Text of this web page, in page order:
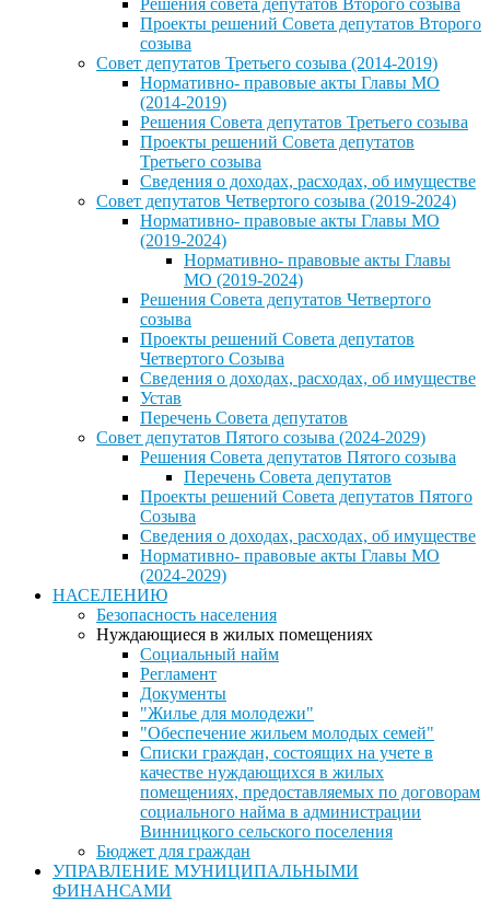
Решения совета депутатов Второго созыва
Проекты решений Совета депутатов Второго
созыва
Совет депутатов Третьего созыва (2014-2019)
Нормативно- правовые акты Главы МО
(2014-2019)
Решения Совета депутатов Третьего созыва
Проекты решений Совета депутатов
Третьего созыва
Сведения о доходах, расходах, об имуществе
Совет депутатов Четвертого созыва (2019-2024)
Нормативно- правовые акты Главы МО
(2019-2024)
Нормативно- правовые акты Главы
МО (2019-2024)
Решения Совета депутатов Четвертого
созыва
Проекты решений Совета депутатов
Четвертого Созыва
Сведения о доходах, расходах, об имуществе
Устав
Перечень Совета депутатов
Совет депутатов Пятого созыва (2024-2029)
Решения Совета депутатов Пятого созыва
Перечень Совета депутатов
Проекты решений Совета депутатов Пятого
Созыва
Сведения о доходах, расходах, об имуществе
Нормативно- правовые акты Главы МО
(2024-2029)
НАСЕЛЕНИЮ
Безопасность населения
Нуждающиеся в жилых помещениях
Социальный найм
Регламент
Документы
"Жилье для молодежи"
"Обеспечение жильем молодых семей"
Списки граждан, состоящих на учете в
качестве нуждающихся в жилых
помещениях, предоставляемых по договорам
социального найма в администрации
Винницкого сельского поселения
Бюджет для граждан
УПРАВЛЕНИЕ МУНИЦИПАЛЬНЫМИ
ФИНАНСАМИ